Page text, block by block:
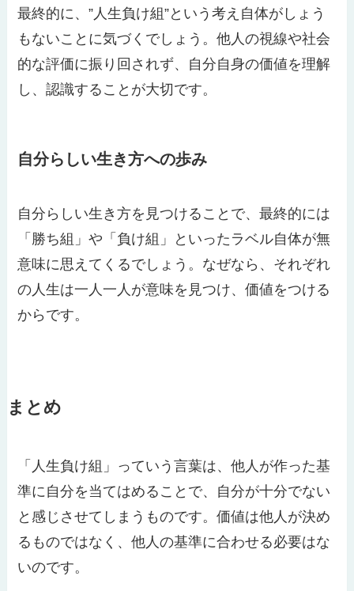
最終的に、”人生負け組”という考え自体がしょう
もないことに気づくでしょう。他人の視線や社会
的な評価に振り回されず、自分自身の価値を理解
し、認識することが大切です。
自分らしい生き方への歩み
自分らしい生き方を見つけることで、最終的には
「勝ち組」や「負け組」といったラベル自体が無
意味に思えてくるでしょう。なぜなら、それぞれ
の人生は一人一人が意味を見つけ、価値をつける
からです。
まとめ
「人生負け組」っていう言葉は、他人が作った基
準に自分を当てはめることで、自分が十分でない
と感じさせてしまうものです。価値は他人が決め
るものではなく、他人の基準に合わせる必要はな
いのです。